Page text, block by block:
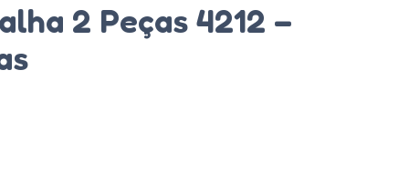
2 Peças 4212 –